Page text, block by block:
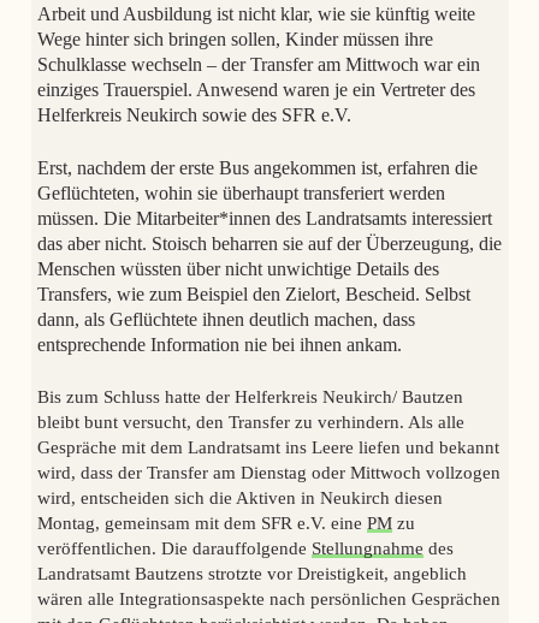
Arbeit und Ausbildung ist nicht klar, wie sie künftig weite
Wege hinter sich bringen sollen, Kinder müssen ihre
Schulklasse wechseln – der Transfer am Mittwoch war ein
einziges Trauerspiel. Anwesend waren je ein Vertreter des
Helferkreis Neukirch sowie des SFR e.V.
Erst, nachdem der erste Bus angekommen ist, erfahren die
Geflüchteten, wohin sie überhaupt transferiert werden
müssen. Die Mitarbeiter*innen des Landratsamts interessiert
das aber nicht. Stoisch beharren sie auf der Überzeugung, die
Menschen wüssten über nicht unwichtige Details des
Transfers, wie zum Beispiel den Zielort, Bescheid. Selbst
dann, als Geflüchtete ihnen deutlich machen, dass
entsprechende Information nie bei ihnen ankam.
Bis zum Schluss hatte der Helferkreis Neukirch/ Bautzen
bleibt bunt versucht, den Transfer zu verhindern. Als alle
Gespräche mit dem Landratsamt ins Leere liefen und bekannt
wird, dass der Transfer am Dienstag oder Mittwoch vollzogen
wird, entscheiden sich die Aktiven in Neukirch diesen
Montag, gemeinsam mit dem SFR e.V. eine PMzu
veröffentlichen. Die darauffolgende Stellungnahme des
Landratsamt Bautzens strotzte vor Dreistigkeit, angeblich
wären alle Integrationsaspekte nach persönlichen Gesprächen